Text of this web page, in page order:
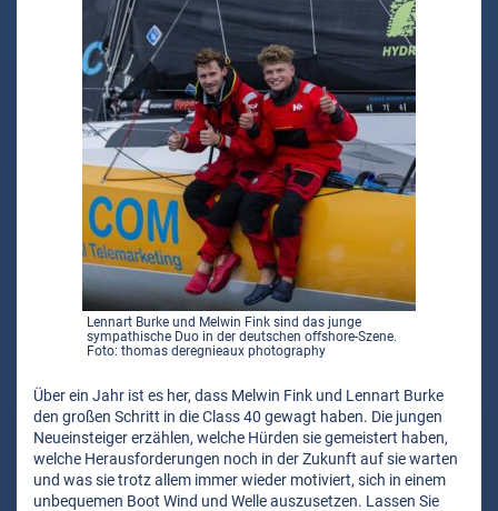
Lennart Burke und Melwin Fink sind das junge
sympathische Duo in der deutschen offshore-Szene.
Foto: thomas deregnieaux photography
Über ein Jahr ist es her, dass Melwin Fink und Lennart Burke
den großen Schritt in die Class 40 gewagt haben. Die jungen
Neueinsteiger erzählen, welche Hürden sie gemeistert haben,
welche Herausforderungen noch in der Zukunft auf sie warten
und was sie trotz allem immer wieder motiviert, sich in einem
unbequemen Boot Wind und Welle auszusetzen. Lassen Sie